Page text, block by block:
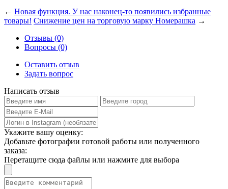
← Новая функция. У нас наконец-то появились избранные
товары! Снижение цен на торговую марку Номерашка →
Отзывы (0)
Вопросы (0)
Оставить отзыв
Задать вопрос
Написать отзыв
Укажите вашу оценку:
Добавьте фотографии готовой работы или полученного
заказа:
Перетащите сюда файлы или нажмите для выбора